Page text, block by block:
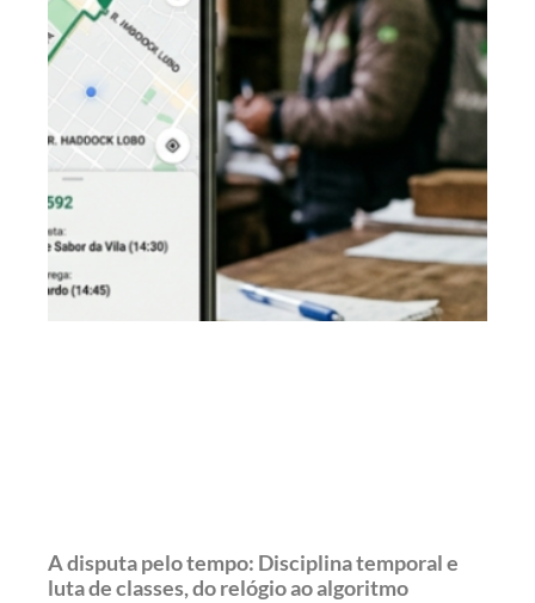
A disputa pelo tempo: Disciplina temporal e
luta de classes, do relógio ao algoritmo